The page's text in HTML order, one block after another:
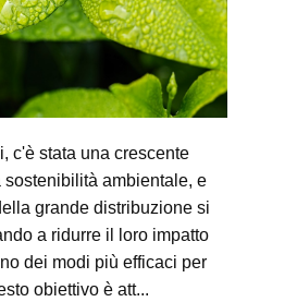
c'è stata una crescente
ambientale, e
grande distribuzione si
a ridurre il loro impatto
dei modi più efficaci per
obiettivo è att...